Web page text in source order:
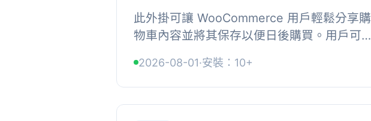
此外掛可讓 WooCommerce 用戶輕鬆分享購
物車內容並將其保存以便日後購買。用戶可透
無限的自訂名稱保存購物車功能，...
2026-08-01·安裝：10+